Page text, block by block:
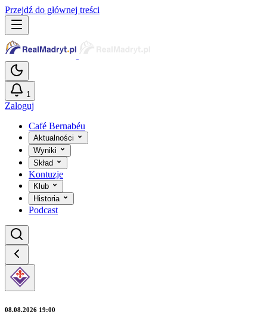
Przejdź do głównej treści
1
Zaloguj
Café Bernabéu
Aktualności
Wyniki
Skład
Kontuzje
Klub
Historia
Podcast
08.08.2026 19:00